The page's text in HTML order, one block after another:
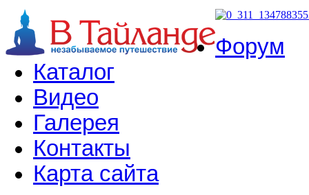
Форум
Каталог
Видео
Галерея
Контакты
Карта сайта